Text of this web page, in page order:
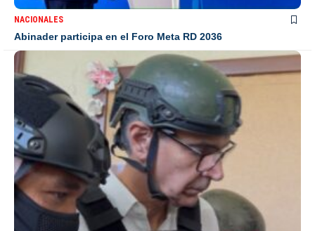
NACIONALES
Abinader participa en el Foro Meta RD 2036